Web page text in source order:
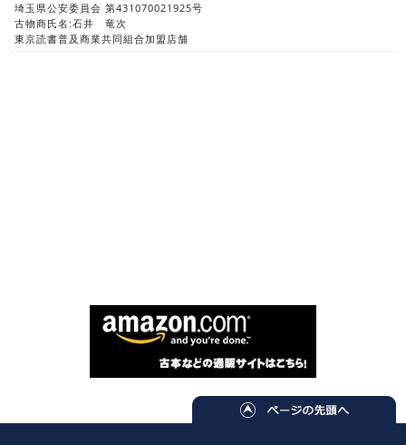
埼玉県公安委員会 第431070021925号
古物商氏名:石井 竜次
東京読書普及商業共同組合加盟店舗